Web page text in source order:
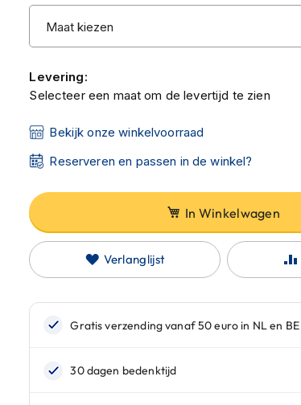
Levering:
Selecteer een maat om de levertijd te zien
Bekijk onze winkelvoorraad
Reserveren en passen in de winkel?
In Winkelwagen
Verlanglijst